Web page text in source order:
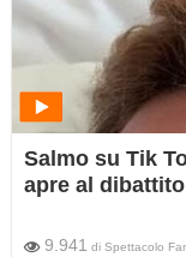
Salmo su Tik
apre al
9.941 di Spettacolo